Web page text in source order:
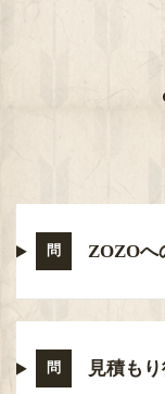
問 ZOZOへ
問 見積も